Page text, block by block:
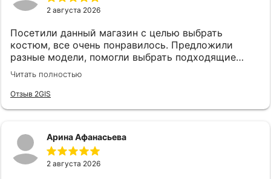
2 августа 2026
Посетили данный магазин с целью выбрать
костюм, все очень понравилось. Предложили
разные модели, помогли выбрать подходящие
аксессуары. Все быстро и качетсвтенно. Спасибо
руководству и сотрудникам, в частности
консультанту Карине за такой хороший сервис!
Читать полностью
Отзыв 2GIS
Арина Афанасьева
2 августа 2026